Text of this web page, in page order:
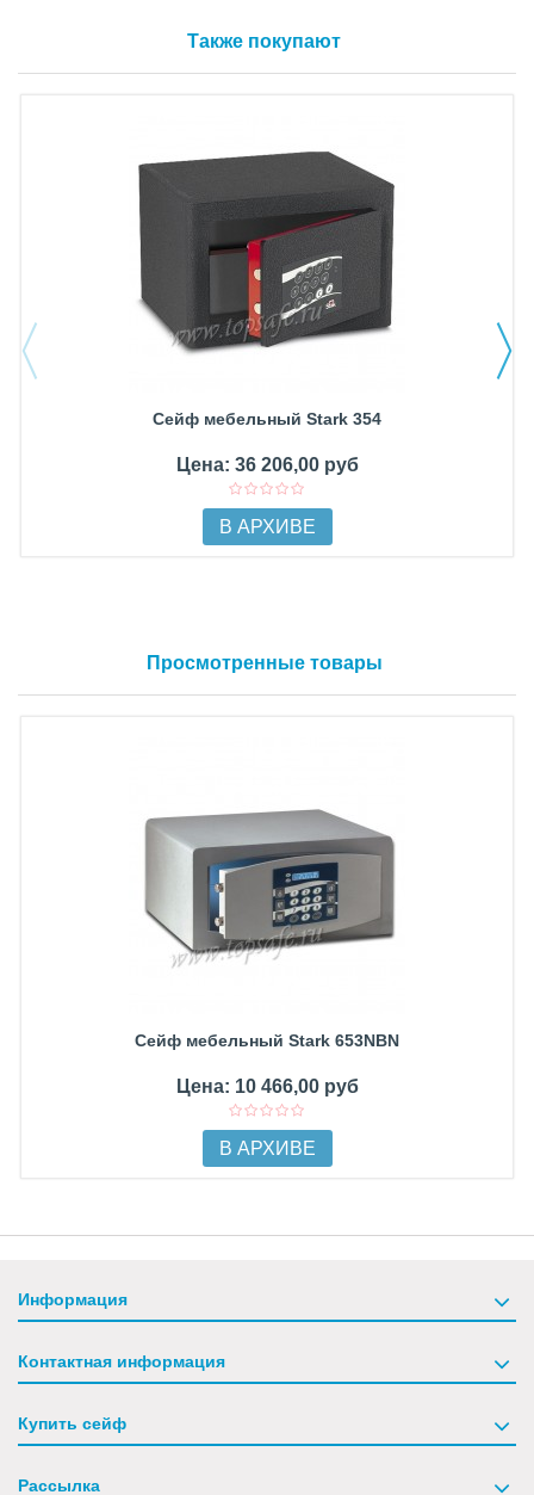
Также покупают
Сейф мебельный Stark 354
Цена: 36 206,00 руб
В АРХИВЕ
Просмотренные товары
Сейф мебельный Stark 653NBN
Цена: 10 466,00 руб
В АРХИВЕ
Информация
Контактная информация
Купить сейф
Рассылка